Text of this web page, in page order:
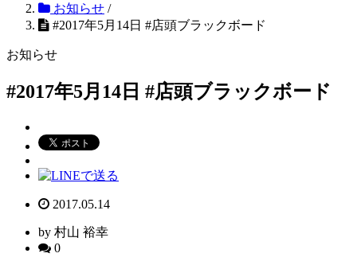
お知らせ /
#2017年5月14日 #店頭ブラックボード
お知らせ
#2017年5月14日 #店頭ブラックボード
2017.05.14
by 村山 裕幸
0